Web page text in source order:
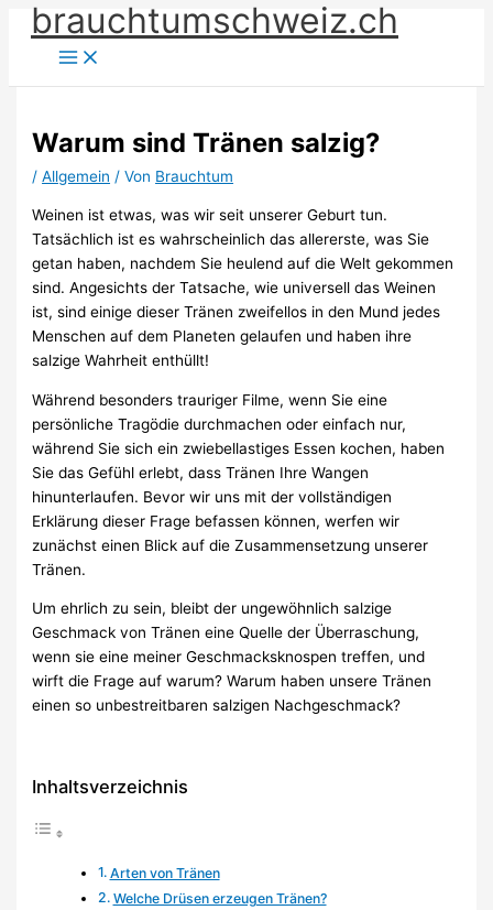
Zum
Inhalt
springen
brauchtumschweiz.ch
Warum sind Tränen salzig?
/Allgemein / Von Brauchtum
Weinen ist etwas, was wir seit unserer Geburt tun.
Tatsächlich ist es wahrscheinlich das allererste, was Sie
getan haben, nachdem Sie heulend auf die Welt gekommen
sind. Angesichts der Tatsache, wie universell das Weinen
ist, sind einige dieser Tränen zweifellos in den Mund jedes
Menschen auf dem Planeten gelaufen und haben ihre
salzige Wahrheit enthüllt!
Während besonders trauriger Filme, wenn Sie eine
persönliche Tragödie durchmachen oder einfach nur,
während Sie sich ein zwiebellastiges Essen kochen, haben
Sie das Gefühl erlebt, dass Tränen Ihre Wangen
hinunterlaufen. Bevor wir uns mit der vollständigen
Erklärung dieser Frage befassen können, werfen wir
zunächst einen Blick auf die Zusammensetzung unserer
Tränen.
Um ehrlich zu sein, bleibt der ungewöhnlich salzige
Geschmack von Tränen eine Quelle der Überraschung,
wenn sie eine meiner Geschmacksknospen treffen, und
wirft die Frage auf warum? Warum haben unsere Tränen
einen so unbestreitbaren salzigen Nachgeschmack?
Inhaltsverzeichnis
Arten von Tränen
Welche Drüsen erzeugen Tränen?